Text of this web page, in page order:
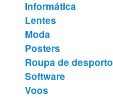
Informática
Lentes
Moda
Posters
Roupa de desporto
Software
Voos